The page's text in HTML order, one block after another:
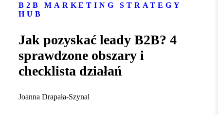
B2B MARKETING STRATEGY
HUB
Jak pozyskać leady B2B? 4
sprawdzone obszary i
checklista działań
Joanna Drapała-Szynal